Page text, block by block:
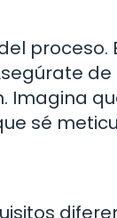
proceso.
de
Imagina
sé